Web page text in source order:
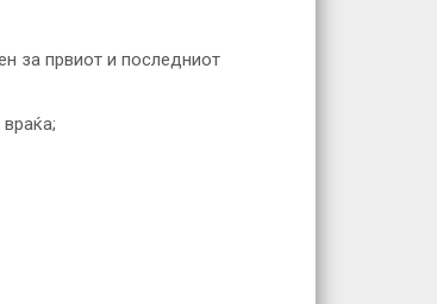
за првиот и последниот